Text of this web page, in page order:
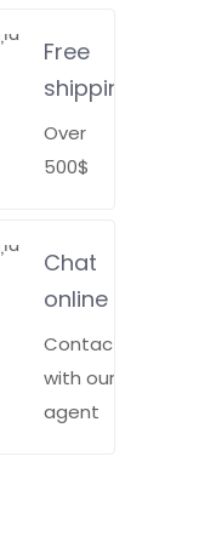
Free
shipping
Over
500$
Chat
online
Contact
with our
agent